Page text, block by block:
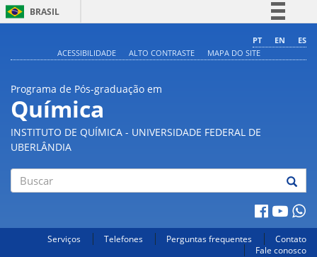
BRASIL
Comunica BR
PT EN
ES
ACESSIBILIDADE
ALTO CONTRASTE MAPA DO SITE
Programa de Pós-graduação em
Química
INSTITUTO DE QUÍMICA - UNIVERSIDADE FEDERAL DE
UBERLÂNDIA
Serviços Telefones Perguntas frequentes
Contato
Fale conosco